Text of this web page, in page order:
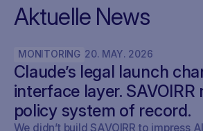
Aktuelle News
MONITORING 20. MAY. 2026
Claude’s legal launch
interface layer. SAVOIRR
policy system of record.
We didn’t build SAVOIRR to impress